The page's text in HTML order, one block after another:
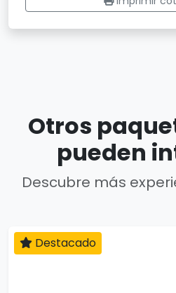
Otros
pueden
Descubre más
Destacado